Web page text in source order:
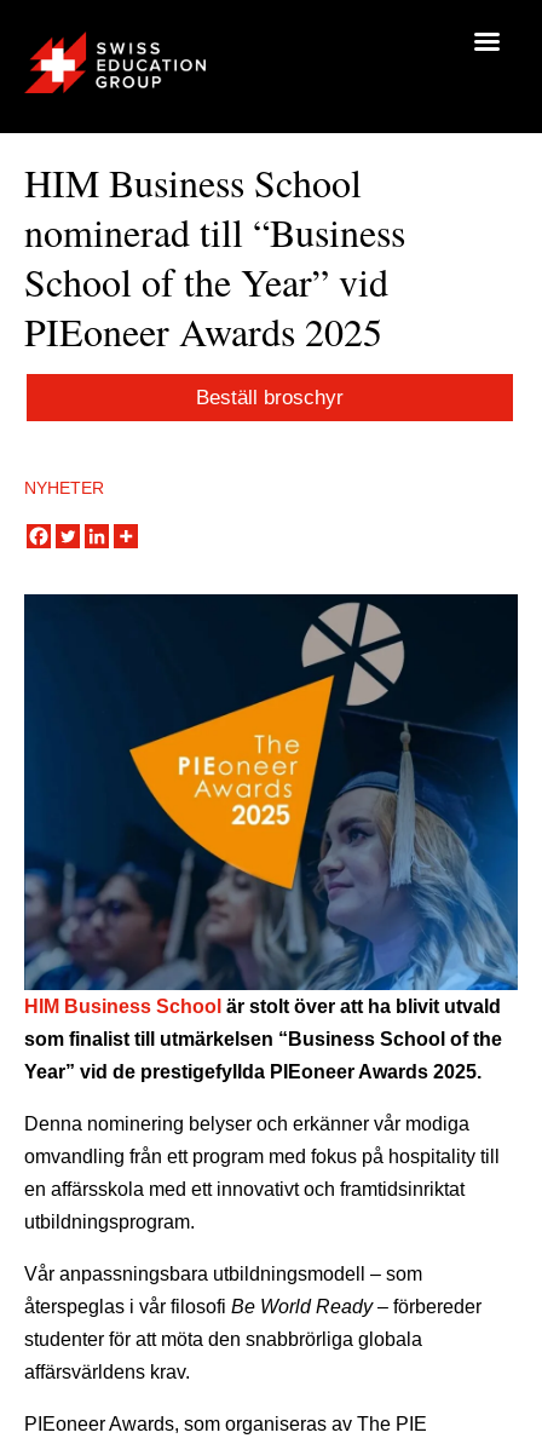
HIM Business School
nominerad till “Business
School of the Year” vid
PIEoneer Awards 2025
Beställ broschyr
NYHETER
HIM Business School är stolt över att ha blivit utvald
som finalist till utmärkelsen “Business School of the
Year” vid de prestigefyllda PIEoneer Awards 2025.
Denna nominering belyser och erkänner vår modiga
omvandling från ett program med fokus på hospitality till
en affärsskola med ett innovativt och framtidsinriktat
utbildningsprogram.
Vår anpassningsbara utbildningsmodell – som
återspeglas i vår filosofi Be World Ready– förbereder
studenter för att möta den snabbrörliga globala
affärsvärldens krav.
PIEoneer Awards, som organiseras av The PIE